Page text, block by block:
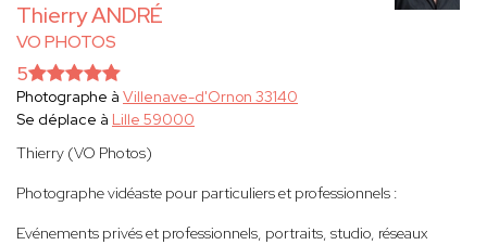
Thierry ANDRÉ
VO PHOTOS
5
Photographe à Villenave-d'Ornon 33140
Se déplace à Lille 59000
Thierry (VO Photos)
Photographe vidéaste pour particuliers et professionnels :
Evénements privés et professionnels, portraits, studio, réseaux